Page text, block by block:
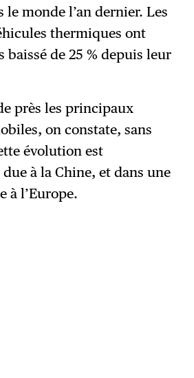
le monde l’an dernier. Les
thermiques ont
baissé de 25 % depuis leur
près les principaux
on constate, sans
évolution est
à la Chine, et dans une
à l’Europe.